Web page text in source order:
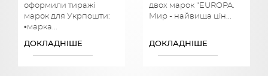
оформили тиражі
марок для Укрпошти:
•марка...
ДОКЛАДНІШЕ
двох марок "EUROPA.
Мир - найвища цін...
ДОКЛАДНІШЕ